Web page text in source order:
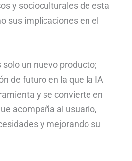
y socioculturales de esta
sus implicaciones en el
solo un nuevo producto;
de futuro en la que la IA
y se convierte en
acompaña al usuario,
y mejorando su